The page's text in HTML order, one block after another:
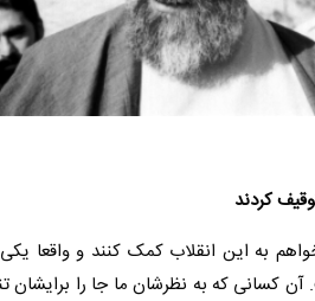
کردند
به این انقلاب کمک کنند و واقعا
که به نظرشان ما جا را برایشان